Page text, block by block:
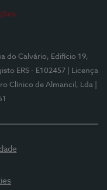
do Calvário, Edifício 19,
ERS - E102457
| Licença
Clínico de Almancil, Lda